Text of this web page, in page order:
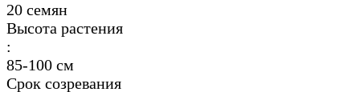
20 семян
Высота растения
:
85-100 см
Срок созревания